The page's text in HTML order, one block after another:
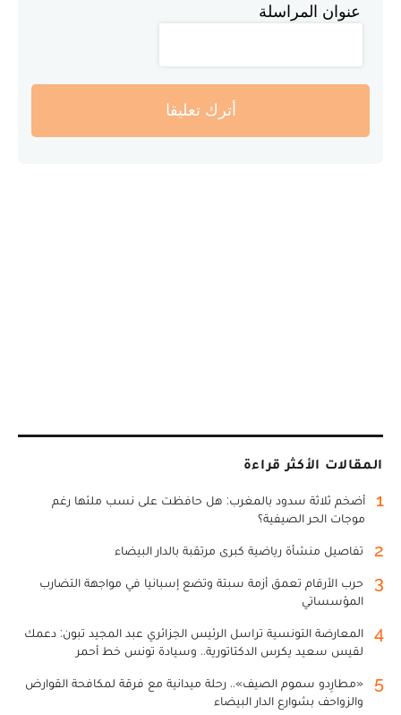
عنوان المراسلة
أترك تعليقا
المقالات الأكثر قراءة
1
أضخم ثلاثة سدود بالمغرب: هل حافظت على نسب ملئها رغم
موجات الحر الصيفية؟
2 تفاصيل منشأة رياضية كبرى مرتقبة بالدار البيضاء
3
حرب الأرقام تعمق أزمة سبتة وتضع إسبانيا في مواجهة التضارب
المؤسساتي
4
المعارضة التونسية تراسل الرئيس الجزائري عبد المجيد تبون: دعمك
لقيس سعيد يكرس الدكتاتورية.. وسيادة تونس خط أحمر
5
«مطارِدو سموم الصيف».. رحلة ميدانية مع فرقة لمكافحة القوارض
والزواحف بشوارع الدار البيضاء